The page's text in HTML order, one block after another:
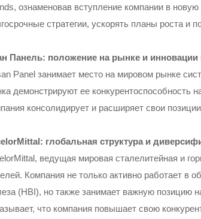
ознаменовав вступление компании в
стратегии, ускорять планы роста и
Панель: положение на рынке и инновации
Panel занимает место на мировом рынке
демонстрируют ее конкурентоспособность
консолидирует и расширяет свои
глобальная структура и
ведущая мировая сталелитейная и
Компания не только активно работает в
(HBI), но также занимает важную позицию
что компания повышает свою